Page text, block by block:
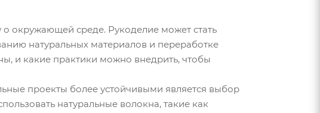
окружающей среде. Рукоделие может стать
натуральных материалов и переработке
и какие практики можно внедрить, чтобы
проекты более устойчивыми является выбор
натуральные волокна, такие как